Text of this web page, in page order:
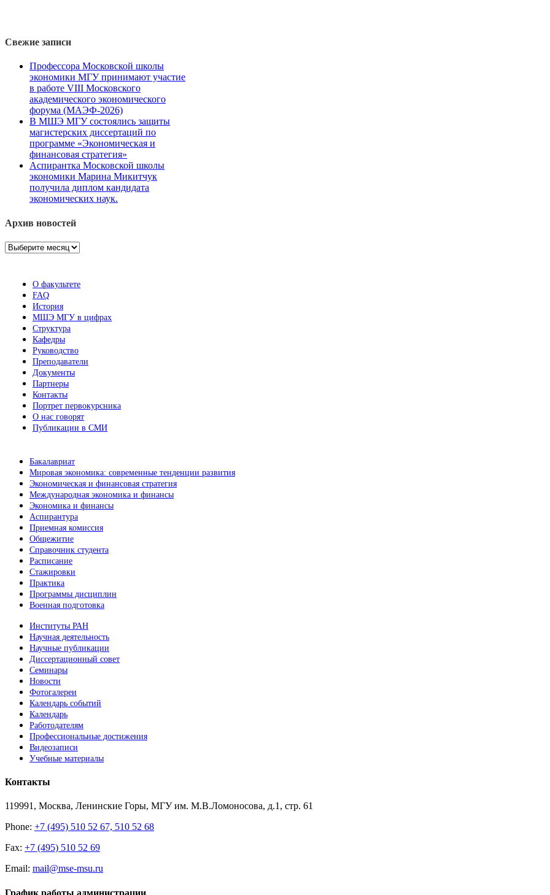
Свежие записи
Профессора Московской школы
экономики МГУ принимают участие
в работе VIII Московского
академического экономического
форума (МАЭФ-2026)
В МШЭ МГУ состоялись защиты
магистерских диссертаций по
программе «Экономическая и
финансовая стратегия»
Аспирантка Московской школы
экономики Марина Микитчук
получила диплом кандидата
экономических наук.
Архив новостей
Архив
О факультете
FAQ
История
МШЭ МГУ в цифрах
Структура
Кафедры
Руководство
Преподаватели
Документы
Партнеры
Контакты
Портрет первокурсника
О нас говорят
Публикации в СМИ
Бакалавриат
Мировая экономика: современные тенденции развития
Экономическая и финансовая стратегия
Международная экономика и финансы
Экономика и финансы
Аспирантура
Приемная комиссия
Общежитие
Справочник студента
Расписание
Стажировки
Практика
Программы дисциплин
Военная подготовка
Институты РАН
Научная деятельность
Научные публикации
Диссертационный совет
Семинары
Новости
Фотогалереи
Календарь событий
Календарь
Работодателям
Профессиональные достижения
Видеозаписи
Учебные материалы
Контакты
119991, Москва, Ленинские Горы, МГУ им. М.В.Ломоносова, д.1, стр. 61
Phone: +7 (495) 510 52 67, 510 52 68
Fax: +7 (495) 510 52 69
Email: mail@mse-msu.ru
График работы администрации